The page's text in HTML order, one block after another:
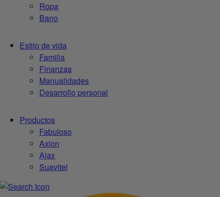
Ropa
Bano
Estilo de vida
Familia
Finanzas
Manualidades
Desarrollo personal
Productos
Fabuloso
Axion
Ajax
Suavitel